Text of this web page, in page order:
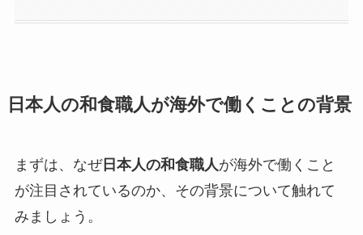
日本人の和食職人が海外で働くことの背景
まずは、なぜ日本人の和食職人が海外で働くこと
が注目されているのか、その背景について触れて
みましょう。